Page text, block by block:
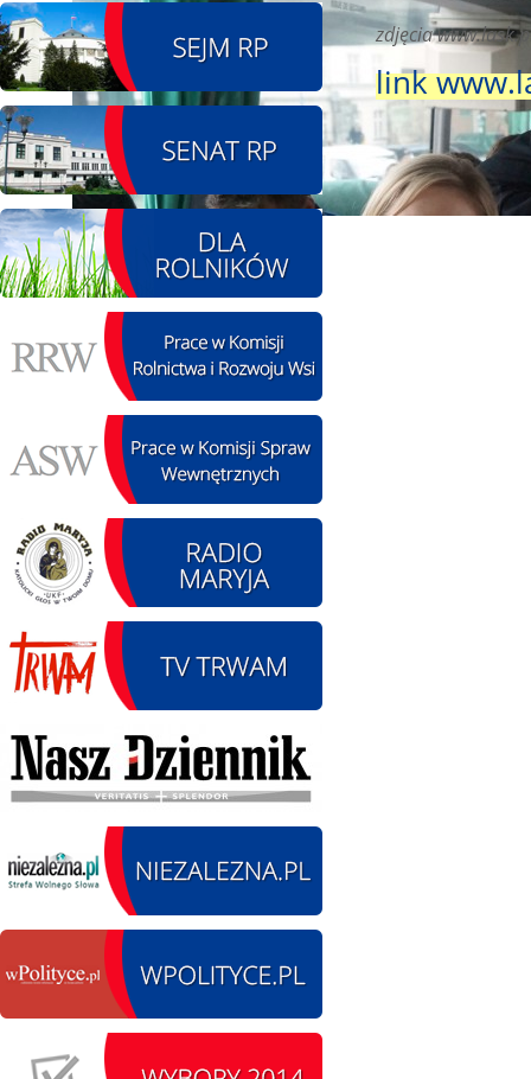
SIERPIEŃ
08
08.08.2026 r. - Piknik
integracyjny. Krępa
60 u Sołtysa
SIERPIEŃ
09
09.08.2026 r. -
Jubileusz OSP. Żerniki
czytaj więcej
SIERPIEŃ
11
11.08.2026 r. -
Popisanie unowy z
firmą Boenig. Łódź
czytaj więcej
SIERPIEŃ
12
Oddanie drogi.
czytaj więcej
13
Pojazdów
zabytkowych. Wieluń
Ożarów
czytaj więcej
14.08.2026 r. - Dzień
zdjęcia
link